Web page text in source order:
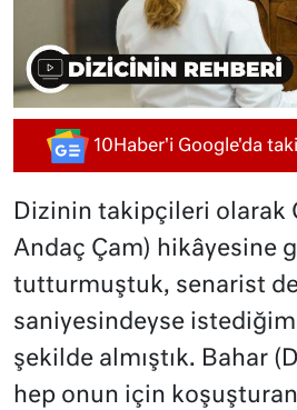
10Haber'i Google'da
Dizinin takipçileri olarak
Andaç Çam) hikâyesine
tutturmuştuk, senarist
saniyesindeyse
şekilde almıştık. Bahar
hep onun için